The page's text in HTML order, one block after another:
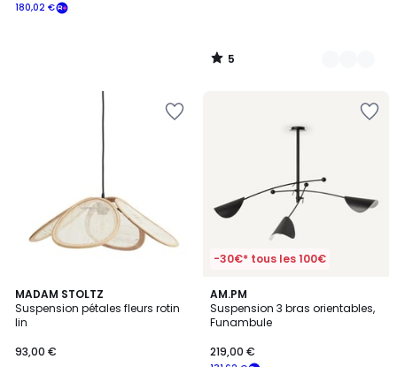
180,02 €
5
/
MADAM STOLTZ
Suspension pétales fleurs rotin
lin
93,00 €
5
/
5
-30€* tous les 100€
AM.PM
Suspension 3 bras orientables,
Funambule
219,00 €
4,1
/ 5